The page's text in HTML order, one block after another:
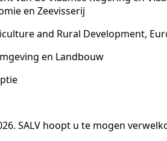
en Zeevisserij
and Rural Development,
en Landbouw
SALV hoopt u te mogen